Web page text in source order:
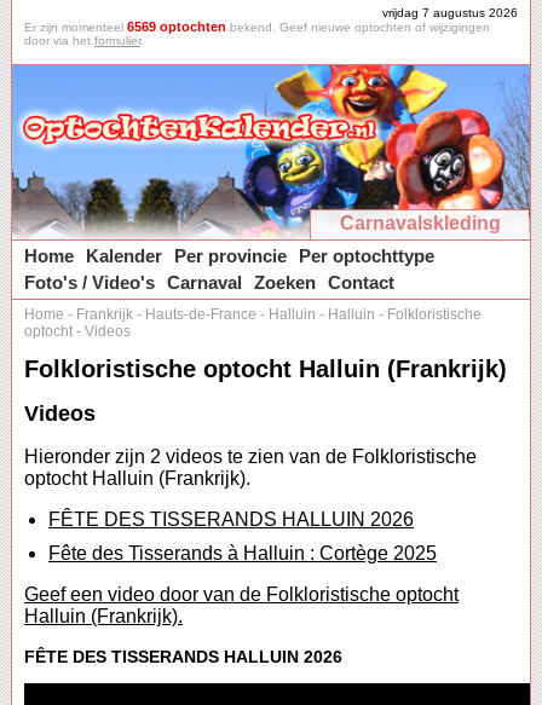
vrijdag 7 augustus 2026
Er zijn momenteel 6569 optochten bekend. Geef nieuwe optochten of wijzigingen
door via het formulier.
Carnavalskleding
Home
Kalender Per provincie
Per optochttype
Foto's / Video's Carnaval Zoeken Contact
Home - Frankrijk - Hauts-de-France - Halluin - Halluin - Folkloristische
optocht - Videos
Folkloristische optocht Halluin (Frankrijk)
Videos
Hieronder zijn 2 videos te zien van de Folkloristische
optocht Halluin (Frankrijk).
FÊTE DES TISSERANDS HALLUIN 2026
Fête des Tisserands à Halluin : Cortège 2025
Geef een video door van de Folkloristische optocht
Halluin (Frankrijk).
FÊTE DES TISSERANDS HALLUIN 2026